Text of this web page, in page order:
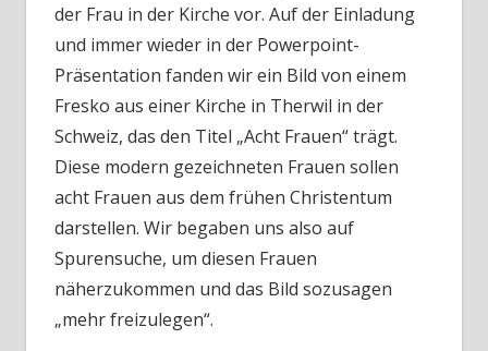
der Frau in der Kirche vor. Auf der Einladung
und immer wieder in der Powerpoint-
Präsentation fanden wir ein Bild von einem
Fresko aus einer Kirche in Therwil in der
Schweiz, das den Titel „Acht Frauen“ trägt.
Diese modern gezeichneten Frauen sollen
acht Frauen aus dem frühen Christentum
darstellen. Wir begaben uns also auf
Spurensuche, um diesen Frauen
näherzukommen und das Bild sozusagen
„mehr freizulegen“.